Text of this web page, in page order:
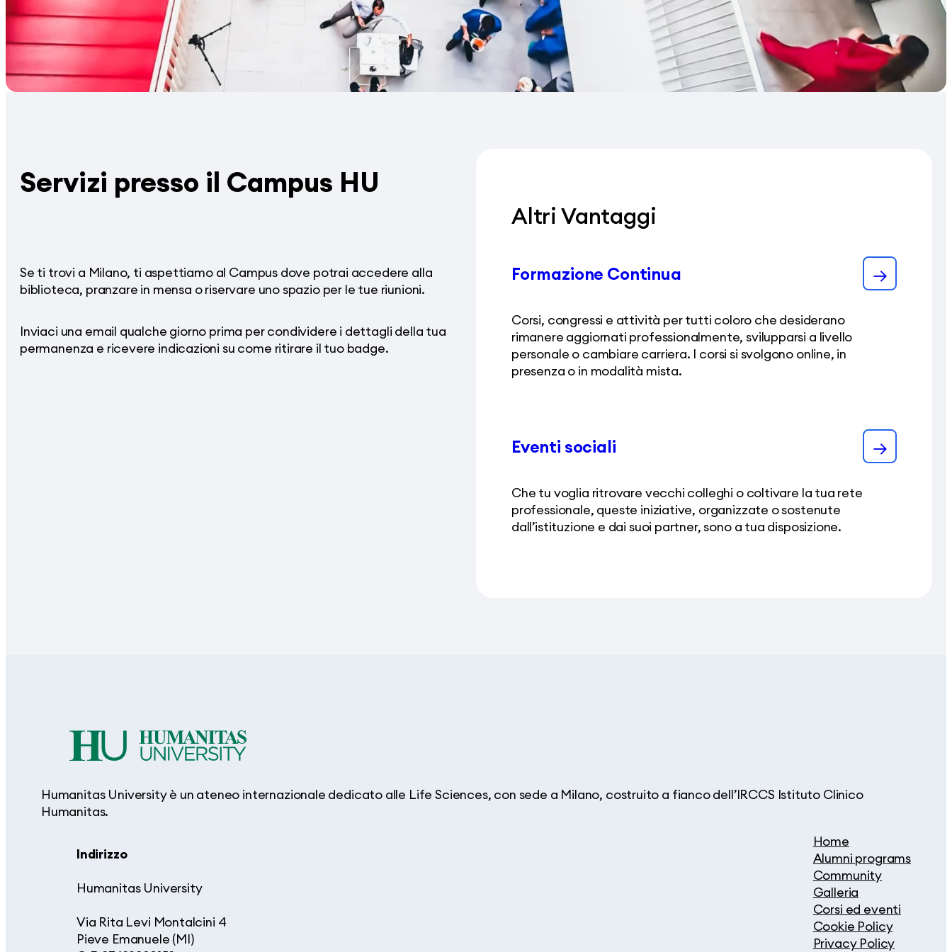
Servizi presso il Campus HU
Se ti trovi a Milano, ti aspettiamo al Campus dove potrai accedere alla
biblioteca, pranzare in mensa o riservare uno spazio per le tue riunioni.
Inviaci una email qualche giorno prima per condividere i dettagli della tua
permanenza e ricevere indicazioni su come ritirare il tuo badge.
Altri Vantaggi
Formazione Continua
Corsi, congressi e attività per tutti coloro che desiderano
rimanere aggiornati professionalmente, svilupparsi a livello
personale o cambiare carriera. I corsi si svolgono online, in
presenza o in modalità mista.
Eventi sociali
Che tu voglia ritrovare vecchi colleghi o coltivare la tua rete
professionale, queste iniziative, organizzate o sostenute
dall’istituzione e dai suoi partner, sono a tua disposizione.
Humanitas University è un ateneo internazionale dedicato alle Life Sciences, con sede a Milano, costruito a fianco dell’IRCCS Istituto Clinico
Humanitas.
Indirizzo
Humanitas University
Via Rita Levi Montalcini 4
Pieve Emanuele (MI)
Home
Alumni programs
Community
Galleria
Corsi ed eventi
Cookie Policy
Privacy Policy